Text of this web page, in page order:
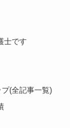
士です
(全記事一覧)